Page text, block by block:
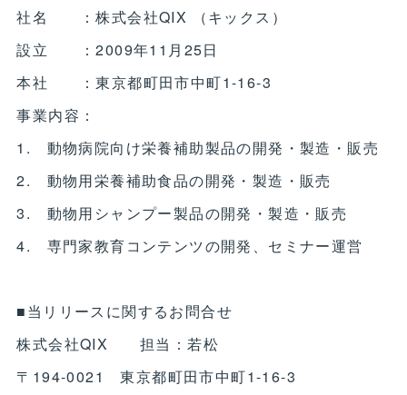
社名 ：株式会社QIX （キックス）
設立 ：2009年11月25日
本社 ：東京都町田市中町1-16-3
事業内容：
1. 動物病院向け栄養補助製品の開発・製造・販売
2. 動物用栄養補助食品の開発・製造・販売
3. 動物用シャンプー製品の開発・製造・販売
4. 専門家教育コンテンツの開発、セミナー運営
■当リリースに関するお問合せ
株式会社QIX 担当：若松
〒194-0021 東京都町田市中町1-16-3